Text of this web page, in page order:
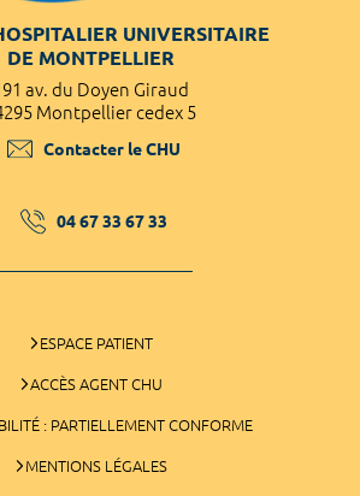
UNIVERSITAIRE
DE MONTPELLIER
av. du Doyen Giraud
Montpellier cedex 5
Contacter le CHU
04 67 33 67 33
ESPACE PATIENT
ACCÈS AGENT CHU
: PARTIELLEMENT CONFORME
MENTIONS LÉGALES